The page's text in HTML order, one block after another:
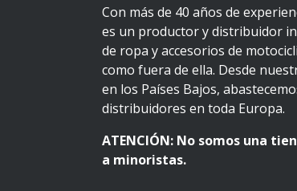
Con más de 40 años de
es un productor y distribuidor
de ropa y accesorios de
como fuera de ella. Desde
en los Países Bajos,
distribuidores en toda Europa.
ATENCIÓN: No somos una
a minoristas.